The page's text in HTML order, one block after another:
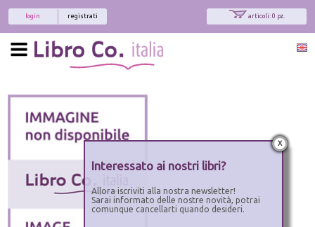
articoli: 0 pz.
registrati
login
x
Interessato ai nostri libri?
Allora iscriviti alla nostra newsletter!
Sarai informato delle nostre novità, potrai
comunque cancellarti quando desideri.